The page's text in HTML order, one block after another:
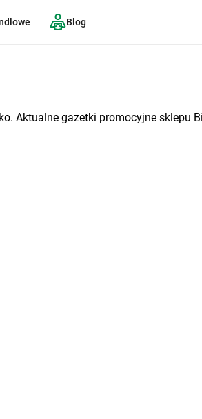
Blog
Aktualne gazetki promocyjne sklepu